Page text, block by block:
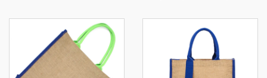
промоционални
чанти за покупки на
едро
оксфорд с кожени
дръжки – стилна
термична торба с
принт на птици и
цветя